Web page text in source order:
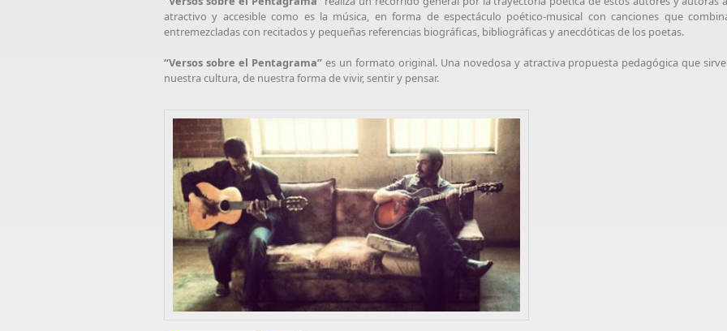
atractivo y accesible como es la música, en forma de espectáculo poético-musical con canciones que
entremezcladas con recitados y pequeñas referencias biográficas, bibliográficas y anecdóticas de los poetas.
“Versos sobre el Pentagrama”es un formato original. Una novedosa y atractiva propuesta pedagógica que
nuestra cultura, de nuestra forma de vivir, sentir y pensar.